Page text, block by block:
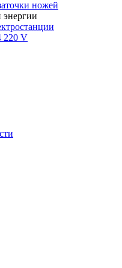
ножей
220 V